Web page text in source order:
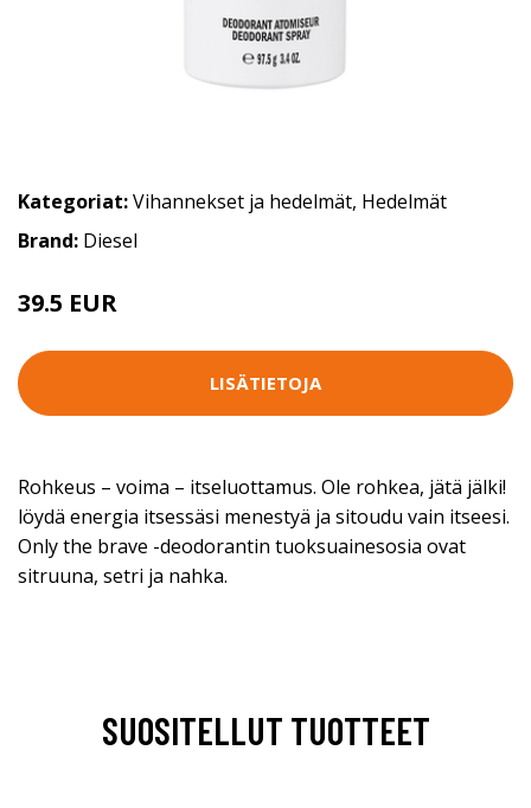
Kategoriat:Vihannekset ja hedelmät, Hedelmät
Brand: Diesel
39.5 EUR
LISÄTIETOJA
Rohkeus – voima – itseluottamus. Ole rohkea, jätä jälki!
löydä energia itsessäsi menestyä ja sitoudu vain itseesi.
Only the brave -deodorantin tuoksuainesosia ovat
sitruuna, setri ja nahka.
SUOSITELLUT TUOTTEET